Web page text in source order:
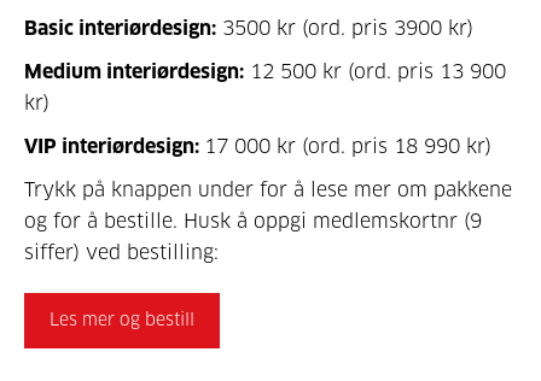
Basic interiørdesign: 3500 kr (ord. pris 3900 kr)
Medium interiørdesign: 12 500 kr (ord. pris 13 900
kr)
VIP interiørdesign: 17 000 kr (ord. pris 18 990 kr)
Trykk på knappen under for å lese mer om pakkene
og for å bestille. Husk å oppgi medlemskortnr (9
siffer) ved bestilling:
Les mer og bestill